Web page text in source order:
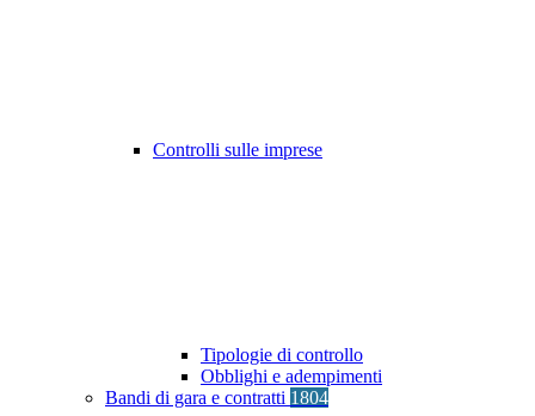
Controlli sulle imprese
Tipologie di controllo
Obblighi e adempimenti
Bandi di gara e contratti 1804